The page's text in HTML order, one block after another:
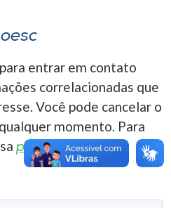
entrar em contato
correlacionadas que
Você pode cancelar o
momento. Para
política de